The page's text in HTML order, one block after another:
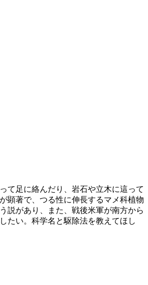
て足に絡んだり、岩石や立木に這って
顕著で、つる性に伸長するマメ科植物
説があり、また、戦後米軍が南方から
たい。科学名と駆除法を教えてほし